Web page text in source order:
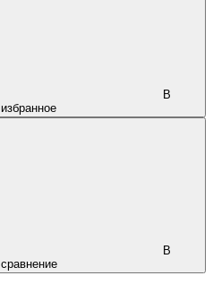
В
избранное
В
сравнение